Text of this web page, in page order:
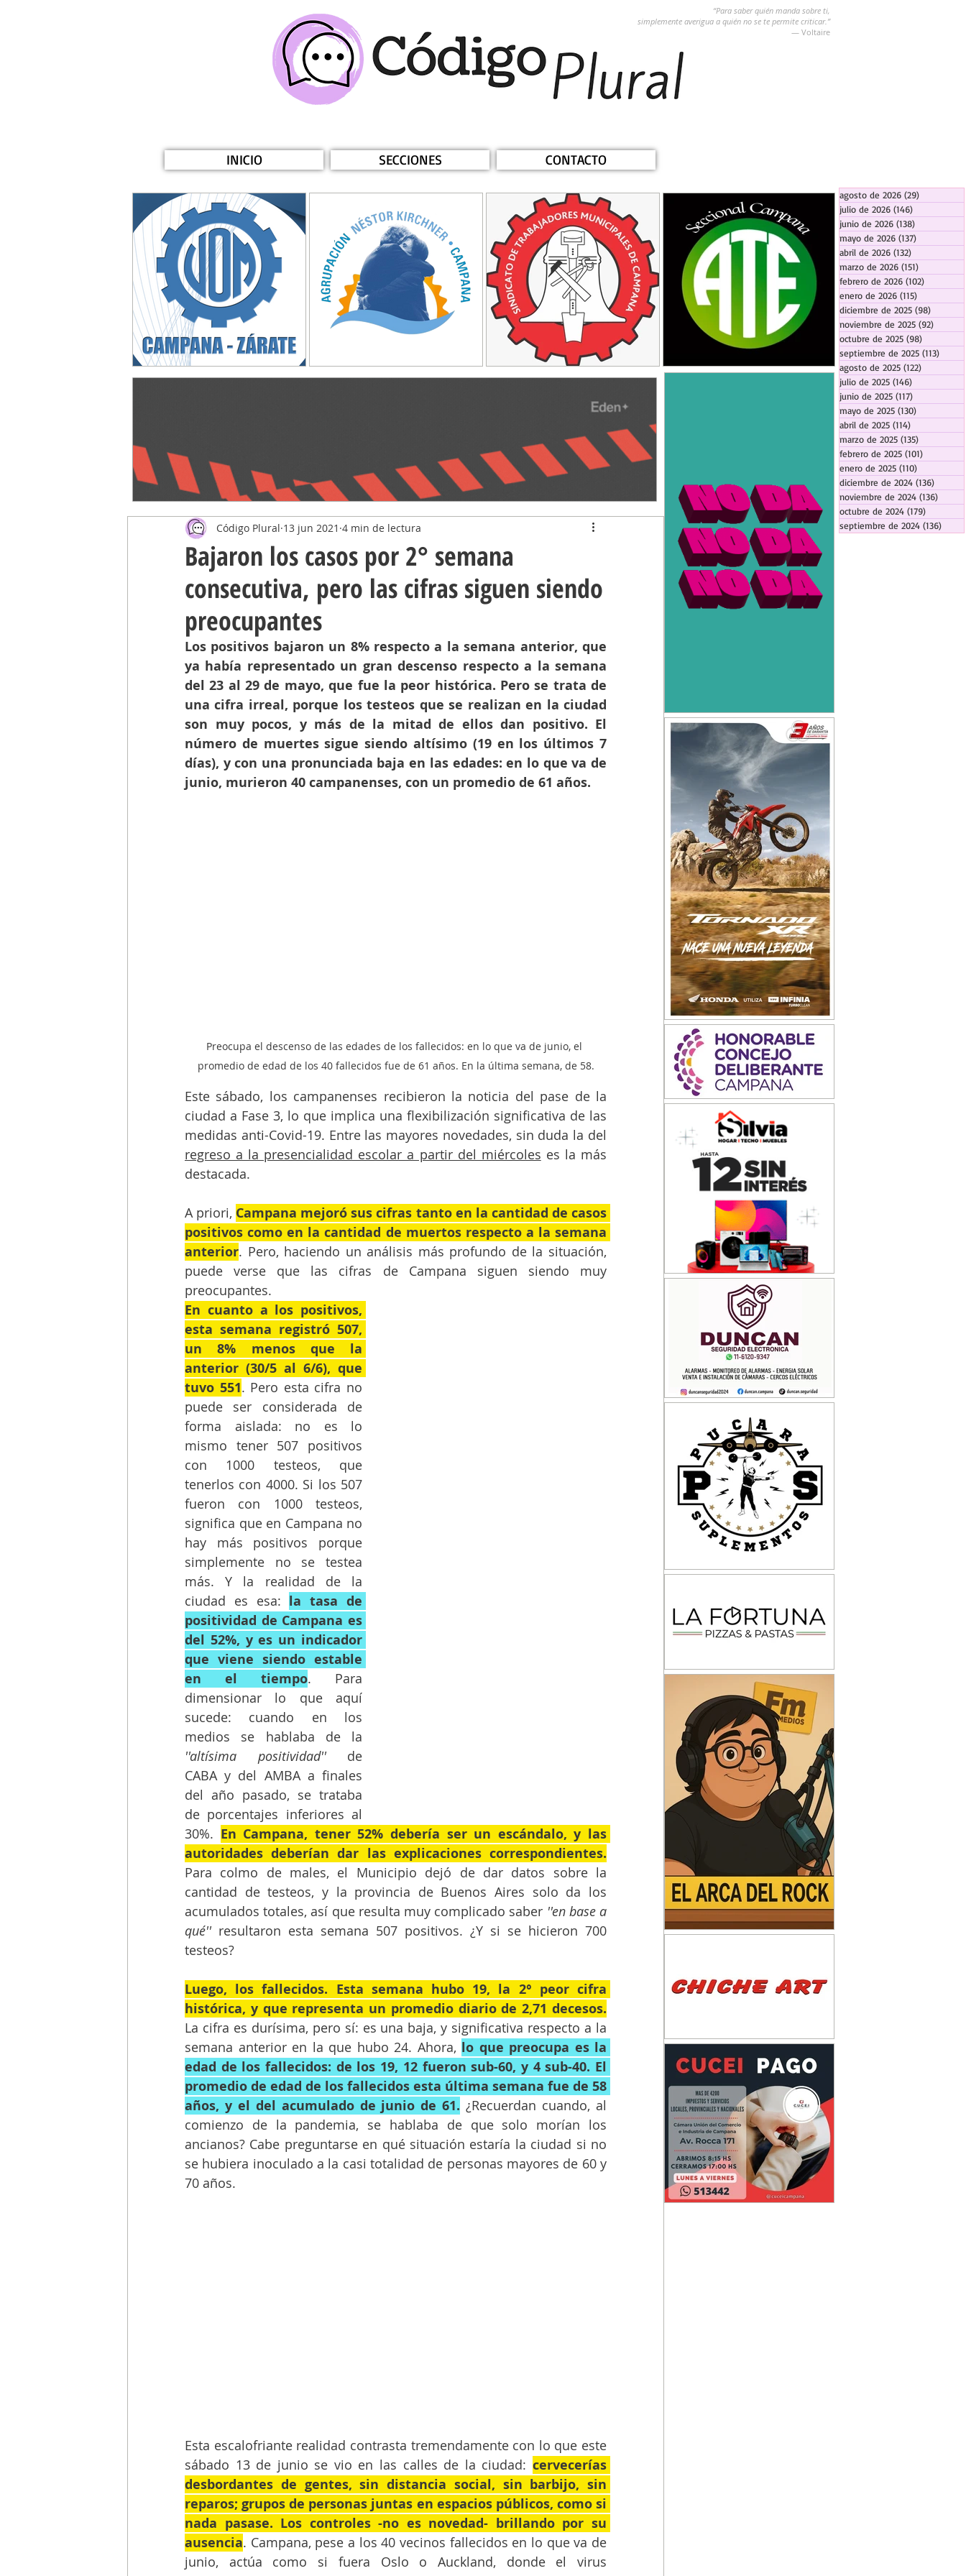
“Para saber quién manda sobre ti,
simplemente averigua a quién no se te permite criticar.”
― Voltaire
INICIO SECCIONES CONTACTO
Bajaron los casos por 2° semana
consecutiva, pero las cifras siguen siendo
preocupantes
Código Plural 13 jun 2021 4 min de lectura
Los positivos bajaron un 8% respecto a la semana anterior, que
ya había representado un gran descenso respecto a la semana
del 23 al 29 de mayo, que fue la peor histórica. Pero se trata de
una cifra irreal, porque los testeos que se realizan en la ciudad
son muy pocos, y más de la mitad de ellos dan positivo. El
número de muertes sigue siendo altísimo (19 en los últimos 7
días), y con una pronunciada baja en las edades: en lo que va de
junio, murieron 40 campanenses, con un promedio de 61 años.
Preocupa el descenso de las edades de los fallecidos: en lo que va de junio, el
promedio de edad de los 40 fallecidos fue de 61 años. En la última semana, de 58.
Este sábado, los campanenses recibieron la noticia del pase de la
ciudad a Fase 3, lo que implica una flexibilización significativa de las
regreso a la presencialidad escolar a partir del miércoles es la más
destacada.
A priori, Campana mejoró sus cifras tanto en la cantidad de casos
positivos como en la cantidad de muertos respecto a la semana
anterior. Pero, haciendo un análisis más profundo de la situación,
puede verse que las cifras de Campana siguen siendo muy
preocupantes.
En cuanto a los positivos,
esta semana registró 507,
un 8% menos que la
anterior (30/5 al 6/6), que
tuvo 551. Pero esta cifra no
puede ser considerada de
forma aislada: no es lo
mismo tener 507 positivos
con 1000 testeos, que
tenerlos con 4000. Si los 507
fueron con 1000 testeos,
significa que en Campana no
hay más positivos porque
simplemente no se testea
más. Y la realidad de la
ciudad es esa: la tasa de
positividad de Campana es
del 52%, y es un indicador
que viene siendo estable
en el tiempo. Para
dimensionar lo que aquí
sucede: cuando en los
''altísima positividad'' de
CABA y del AMBA a finales
del año pasado, se trataba
de porcentajes inferiores al
30%. En Campana, tener 52% debería ser un escándalo, y las
autoridades deberían dar las explicaciones correspondientes.
Para colmo de males, el Municipio dejó de dar datos sobre la
cantidad de testeos, y la provincia de Buenos Aires solo da los
acumulados totales, así que resulta muy complicado saber ''en base a
qué'' resultaron esta semana 507 positivos. ¿Y si se hicieron 700
testeos?
Luego, los fallecidos. Esta semana hubo 19, la 2° peor cifra
histórica, y que representa un promedio diario de 2,71 decesos.
La cifra es durísima, pero sí: es una baja, y significativa respecto a la
semana anterior en la que hubo 24. Ahora, lo que preocupa es la
edad de los fallecidos: de los 19, 12 fueron sub-60, y 4 sub-40. El
promedio de edad de los fallecidos esta última semana fue de 58
años, y el del acumulado de junio de 61. ¿Recuerdan cuando, al
comienzo de la pandemia, se hablaba de que solo morían los
ancianos? Cabe preguntarse en qué situación estaría la ciudad si no
se hubiera inoculado a la casi totalidad de personas mayores de 60 y
70 años.
Esta escalofriante realidad contrasta tremendamente con lo que este
sábado 13 de junio se vio en las calles de la ciudad: cervecerías
desbordantes de gentes, sin distancia social, sin barbijo, sin
reparos; grupos de personas juntas en espacios públicos, como si
nada pasase. Los controles -no es novedad- brillando por su
ausencia. Campana, pese a los 40 vecinos fallecidos en lo que va de
junio, actúa como si fuera Oslo o Auckland, donde el virus
agosto de 2026 (29)
julio de 2026 (146)
junio de 2026 (138)
mayo de 2026 (137)
abril de 2026 (132)
marzo de 2026 (151)
febrero de 2026 (102)
enero de 2026 (115)
diciembre de 2025 (98)
noviembre de 2025 (92)
octubre de 2025 (98)
septiembre de 2025 (113)
agosto de 2025 (122)
julio de 2025 (146)
junio de 2025 (117)
mayo de 2025 (130)
abril de 2025 (114)
marzo de 2025 (135)
febrero de 2025 (101)
enero de 2025 (110)
diciembre de 2024 (136)
noviembre de 2024 (136)
octubre de 2024 (179)
septiembre de 2024 (136)